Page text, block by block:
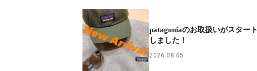
patagoniaのお取扱いがスタート
しました！
2026.08.05